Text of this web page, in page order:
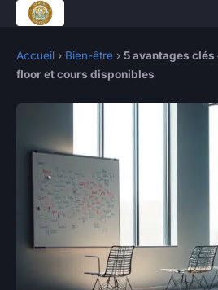
Accueil › Bien-être › 5 avantages clés
floor et cours disponibles